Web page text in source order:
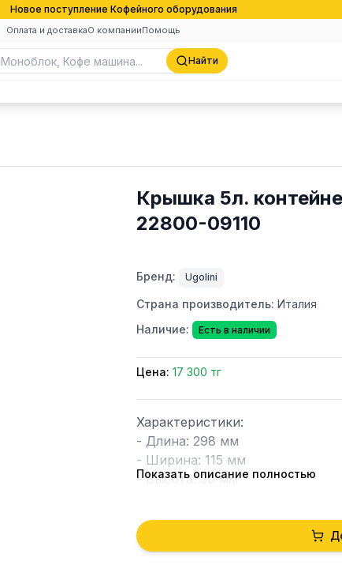
Новое поступление Кофейного оборудования
Оплата и доставкаО компанииПомощь
Найти
Крышка 5л.
22800-09110
Бренд: Ugolini
Страна производитель: Италия
Наличие:
Есть в наличии
Цена: 17 300 тг
Характеристики:
- Длина: 298 мм
- Ширина: 115 мм
- Высота: 30 мм
Альтернативные коды:
22800-09110 - BRAS
Показать описание полностью